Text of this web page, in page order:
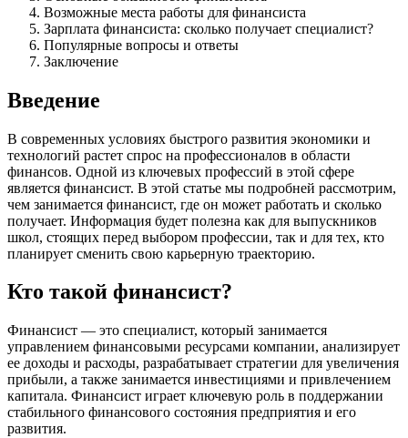
Возможные места работы для финансиста
Зарплата финансиста: сколько получает специалист?
Популярные вопросы и ответы
Заключение
Введение
В современных условиях быстрого развития экономики и
технологий растет спрос на профессионалов в области
финансов. Одной из ключевых профессий в этой сфере
является финансист. В этой статье мы подробней рассмотрим,
чем занимается финансист, где он может работать и сколько
получает. Информация будет полезна как для выпускников
школ, стоящих перед выбором профессии, так и для тех, кто
планирует сменить свою карьерную траекторию.
Кто такой финансист?
Финансист — это специалист, который занимается
управлением финансовыми ресурсами компании, анализирует
ее доходы и расходы, разрабатывает стратегии для увеличения
прибыли, а также занимается инвестициями и привлечением
капитала. Финансист играет ключевую роль в поддержании
стабильного финансового состояния предприятия и его
развития.